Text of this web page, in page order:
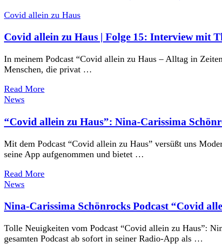
Covid allein zu Haus
Covid allein zu Haus | Folge 15: Interview mit
In meinem Podcast “Covid allein zu Haus – Alltag in
Menschen, die privat …
Read More
News
“Covid allein zu Haus”: Nina-Carissima
Mit dem Podcast “Covid allein zu Haus” versüßt uns
seine App aufgenommen und bietet …
Read More
News
Nina-Carissima Schönrocks Podcast “Covid
Tolle Neuigkeiten vom Podcast “Covid allein zu Haus”:
gesamten Podcast ab sofort in seiner Radio-App als …